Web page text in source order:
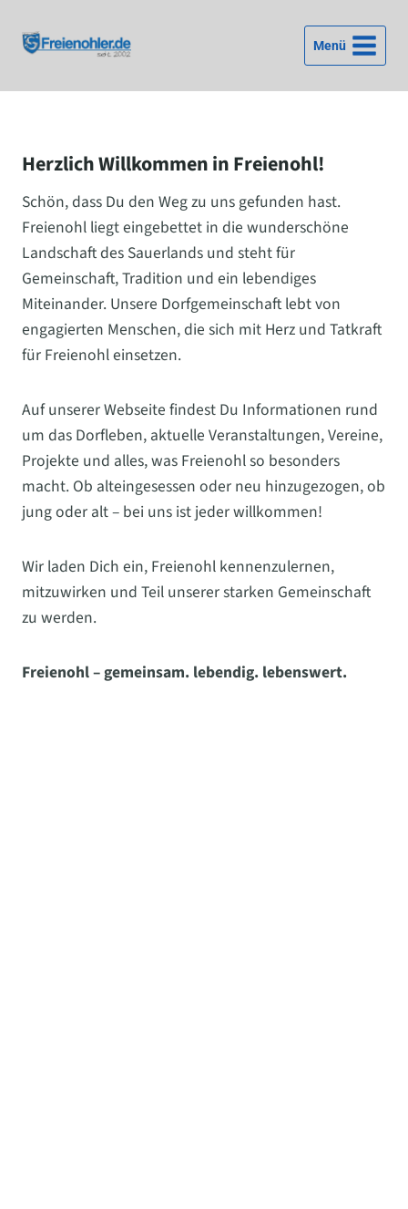
Inhalt
springen
Menü
Herzlich Willkommen in Freienohl!
Schön, dass Du den Weg zu uns gefunden hast.
Freienohl liegt eingebettet in die wunderschöne
Landschaft des Sauerlands und steht für
Gemeinschaft, Tradition und ein lebendiges
Miteinander. Unsere Dorfgemeinschaft lebt von
engagierten Menschen, die sich mit Herz und Tatkraft
für Freienohl einsetzen.
Auf unserer Webseite findest Du Informationen rund
um das Dorfleben, aktuelle Veranstaltungen, Vereine,
Projekte und alles, was Freienohl so besonders
macht. Ob alteingesessen oder neu hinzugezogen, ob
jung oder alt – bei uns ist jeder willkommen!
Wir laden Dich ein, Freienohl kennenzulernen,
mitzuwirken und Teil unserer starken Gemeinschaft
zu werden.
Freienohl – gemeinsam. lebendig. lebenswert.